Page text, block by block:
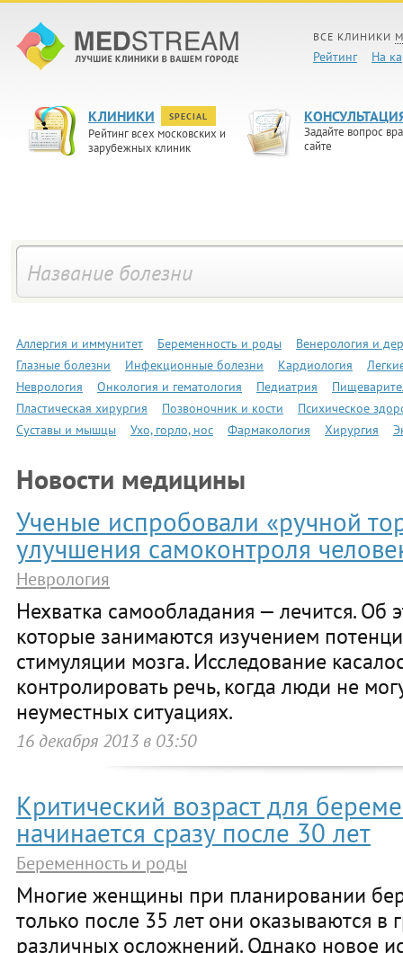
ВСЕ КЛИНИКИ
Рейтинг На
КЛИНИКИ SPECIAL
Рейтинг всех московских и
зарубежных клиник
Задайте вопрос
сайте
Аллергия и иммунитет Беременность и роды
Венерология и
Глазные болезни
Инфекционные болезни Кардиология
Неврология
Онкология и гематология Педиатрия
Пластическая хирургия
Позвоночник и кости
Психическое
Суставы и мышцы
Ухо, горло, нос Фармакология Хирургия
Новости медицины
Ученые испробовали «ручной
улучшения самоконтроля
Неврология
Нехватка самообладания — лечится. Об
которые занимаются изучением
стимуляции мозга. Исследование
контролировать речь, когда люди не
неуместных ситуациях.
16 декабря 2013 в 03:50
Критический возраст для
начинается сразу после 30 лет
Беременность и роды
Многие женщины при планировании
только после 35 лет они оказываются в
различных осложнений. Однако новое